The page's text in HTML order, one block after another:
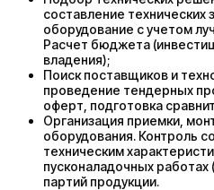
составление технических
оборудование с учетом
Расчет бюджета
владения);
Поиск поставщиков и
проведение тендерных
оферт, подготовка
Организация приемки,
оборудования. Контроль
техническим
пусконаладочных
партий продукции.